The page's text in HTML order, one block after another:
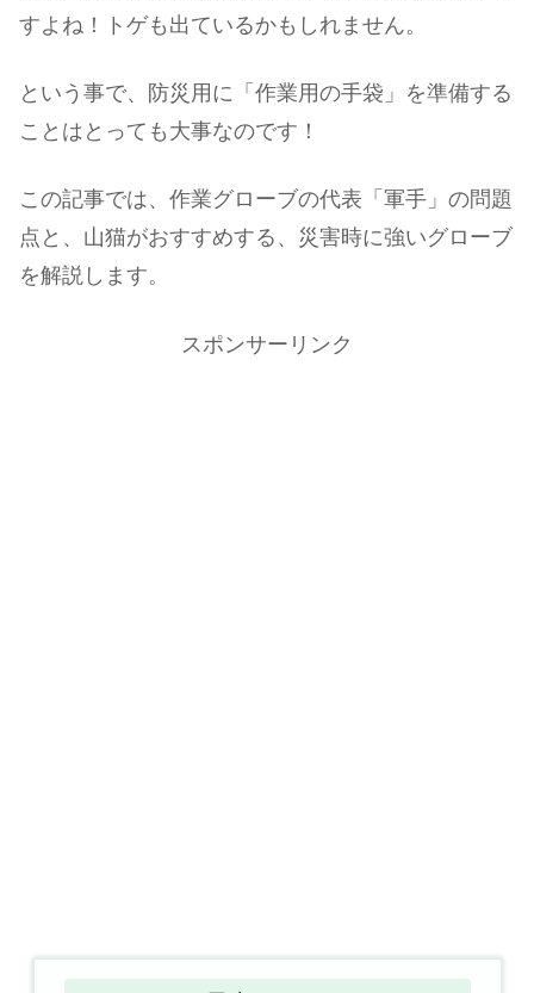
すよね！トゲも出ているかもしれません。
という事で、防災用に「作業用の手袋」を準備する
ことはとっても大事なのです！
この記事では、作業グローブの代表「軍手」の問題
点と、山猫がおすすめする、災害時に強いグローブ
を解説します。
スポンサーリンク